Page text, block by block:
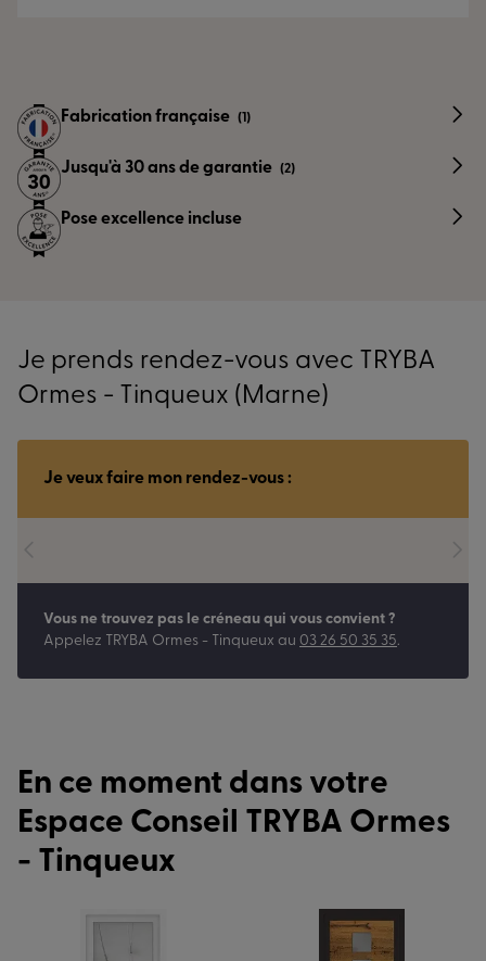
Fabrication française (1)
Jusqu'à 30 ans de garantie (2)
Pose excellence incluse
Je prends rendez-vous avec TRYBA
Ormes - Tinqueux (Marne)
Je veux faire mon rendez-vous :
Vous ne trouvez pas le créneau qui vous convient ?
Appelez TRYBA Ormes - Tinqueux au 03 26 50 35 35.
En ce moment dans votre
Espace Conseil TRYBA Ormes
- Tinqueux